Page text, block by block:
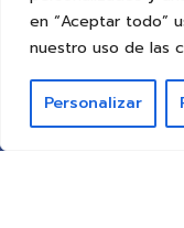
en “Aceptar todo”
nuestro uso de las
Personalizar
© 2025 Colegio
Todos